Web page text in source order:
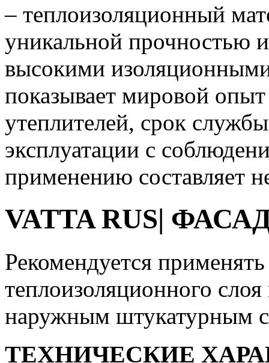
– теплоизоляционный
уникальной прочностью
высокими
показывает мировой
утеплителей, срок
эксплуатации с
применению составляет
VATTARUS|
Рекомендуется применять
теплоизоляционного
наружным штукатурным
ТЕХНИЧЕСКИЕ